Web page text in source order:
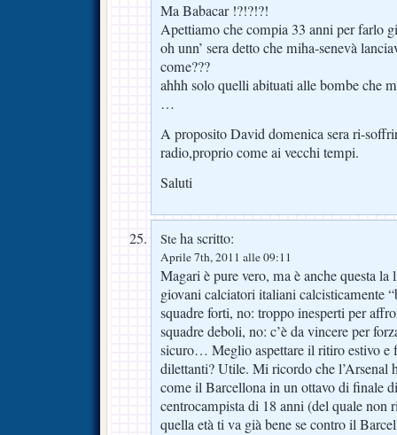
Ma Babacar !?!?!?!
Apettiamo che compia 33 anni per farlo
oh unn’ sera detto che miha-senevà
come???
ahhh solo quelli abituati alle bombe che
…
A proposito David domenica sera ri-
radio,proprio come ai vecchi tempi.
Saluti
Ste ha scritto:
Aprile 7th, 2011 alle 09:11
Magari è pure vero, ma è anche questa la
giovani calciatori italiani calcisticamente
squadre forti, no: troppo inesperti per
squadre deboli, no: c’è da vincere per
sicuro… Meglio aspettare il ritiro estivo e
dilettanti? Utile. Mi ricordo che l’Arsenal
come il Barcellona in un ottavo di finale
centrocampista di 18 anni (del quale non
quella età ti va già bene se contro il